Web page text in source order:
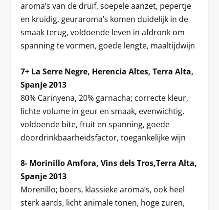
aroma’s van de druif, soepele aanzet, pepertje
en kruidig, geuraroma’s komen duidelijk in de
smaak terug, voldoende leven in afdronk om
spanning te vormen, goede lengte, maaltijdwijn
7+ La Serre Negre, Herencia Altes, Terra Alta,
Spanje 2013
80% Carinyena, 20% garnacha; correcte kleur,
lichte volume in geur en smaak, evenwichtig,
voldoende bite, fruit en spanning, goede
doordrinkbaarheidsfactor, toegankelijke wijn
8- Morinillo Amfora, Vins dels Tros,Terra Alta,
Spanje 2013
Morenillo; boers, klassieke aroma’s, ook heel
sterk aards, licht animale tonen, hoge zuren,